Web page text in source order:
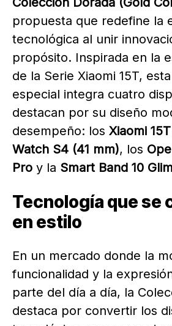
propuesta que redefine la
tecnológica al unir
propósito. Inspirada en la
de la Serie Xiaomi 15T,
especial integra cuatro
destacan por su diseño
desempeño: los Xiaomi
Watch S4 (41 mm), los
Pro y la Smart Band 10
Tecnología que se
en estilo
En un mercado donde la
funcionalidad y la
parte del día a día, la
destaca por convertir los